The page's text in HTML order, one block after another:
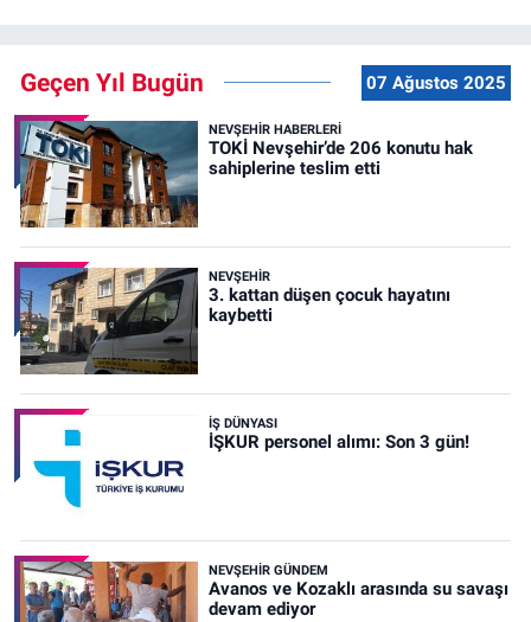
Geçen Yıl Bugün 07 Ağustos 2025
NEVŞEHIR HABERLERI
TOKİ Nevşehir’de 206 konutu hak
sahiplerine teslim etti
NEVŞEHIR
3. kattan düşen çocuk hayatını
kaybetti
İŞ DÜNYASI
İŞKUR personel alımı: Son 3 gün!
NEVŞEHIR GÜNDEM
Avanos ve Kozaklı arasında su savaşı
devam ediyor